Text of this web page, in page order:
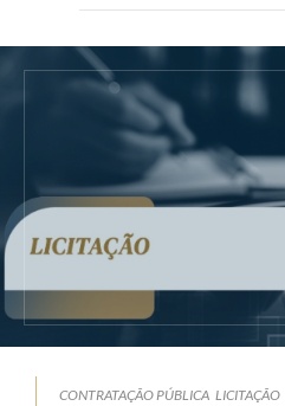
CONTRATAÇÃO PÚBLICA LICITAÇÃO